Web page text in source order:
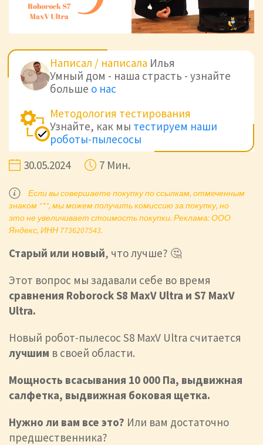
Написал / написала Илья
Умный дом - наша страсть - узнайте
больше о нас
Методология тестирования
Узнайте, как мы тестируем наши
роботы-пылесосы
30.05.2024
7 Мин.
Если вы совершаете покупку по ссылкам, отмеченным
знаком "*", мы можем получить комиссию за покупку, но
это не увеличивает стоимость покупки. Реклама: ООО
Яндекс, ИНН 7736207543.
Старый или новый, что лучше? 🤔
Этот вопрос мы задавали себе во время
сравнения Roborock S8 MaxV Ultra и S7 MaxV
Ultra.
Новый робот-пылесос S8 MaxV Ultra считается
лучшим в своей области.
Мощность всасывания 10 000 Па, выдвижная
салфетка, выдвижная боковая щетка.
Нужно ли вам все это? Или вам достаточно
предшественника?